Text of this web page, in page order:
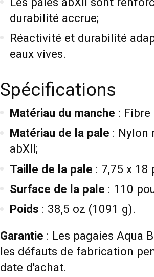
durabilité accrue;
Réactivité et durabilité
eaux vives.
Spécifications
Matériau du manche : Fibre
Matériau de la pale : Nylon
abXII;
Taille de la pale : 7,75 x 18
Surface de la pale : 110
Poids : 38,5 oz (1091 g).
Garantie : Les pagaies Aqua
les défauts de fabrication
date d'achat.